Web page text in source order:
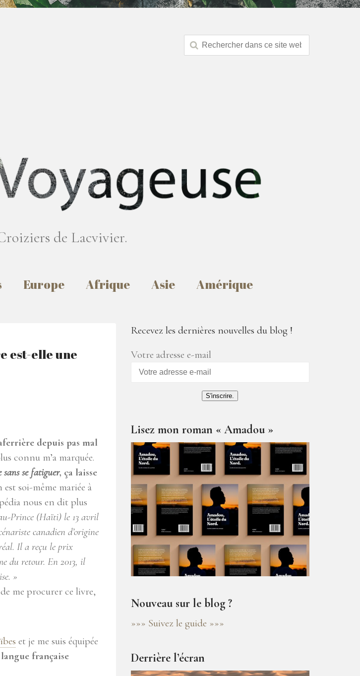
de Lacvivier.
Europe Afrique Asie Amérique
est-elle une
depuis pas mal
connu m’a marquée.
se fatiguer, ça laisse
soi-même mariée à
nous en dit plus
Prince (Haïti) le 13 avril
canadien d’origine
Il a reçu le prix
du retour. En 2013, il
»
de me procurer ce livre,
et je me suis équipée
française
Recevez les dernières nouvelles du blog !
Votre adresse e-mail
S'inscrire.
Lisez mon roman « Amadou »
Nouveau sur le blog ?
»»» Suivez le guide »»»
Derrière l’écran